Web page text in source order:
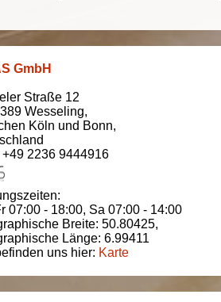
GmbH
Straße 12
Wesseling,
Köln und Bonn,
2236 9444916
07:00 - 18:00, Sa 07:00 - 14:00
Breite: 50.80425,
Länge: 6.99411
uns hier: Karte